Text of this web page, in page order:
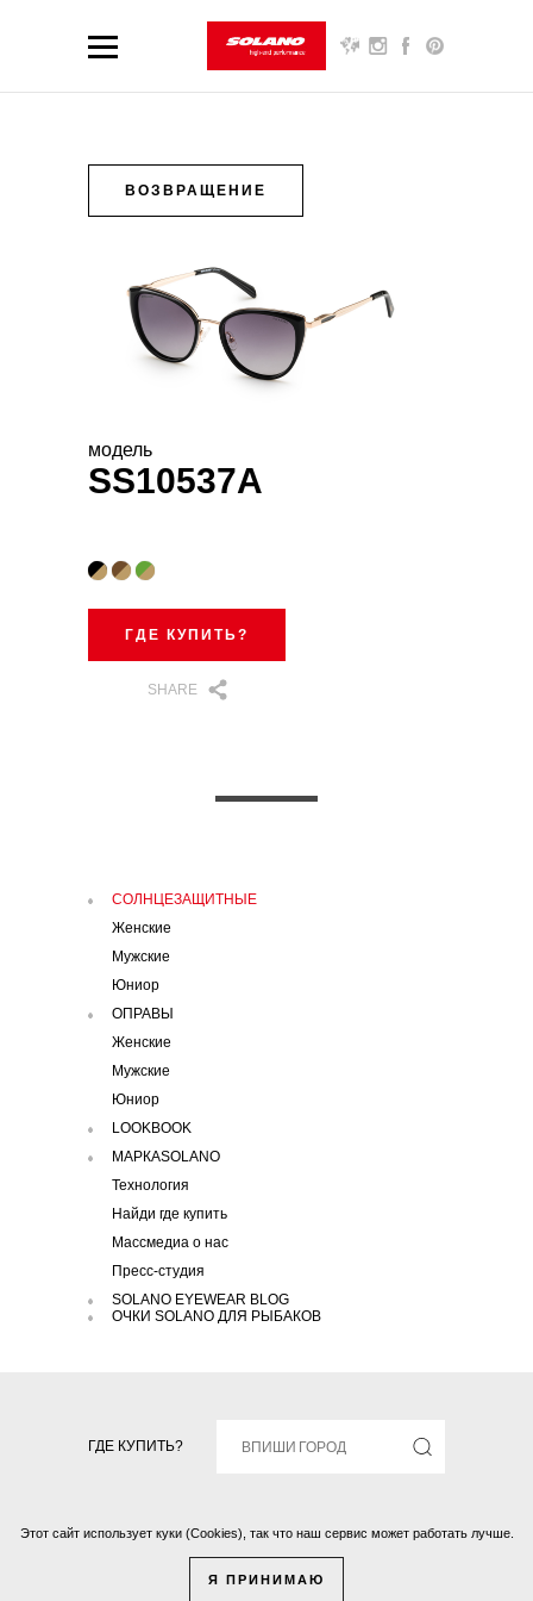
ВОЗВРАЩЕНИЕ
модель
SS10537A
ГДЕ КУПИТЬ?
SHARE
СОЛНЦЕЗАЩИТНЫЕ
Женские
Мужские
Юниор
ОПРАВЫ
Женские
Мужские
Юниор
LOOKBOOK
МАРКАSOLANO
Технология
Найди где купить
Массмедиа о нас
Пресс-студия
SOLANO EYEWEAR BLOG
ОЧКИ SOLANO ДЛЯ РЫБАКОВ
ГДЕ КУПИТЬ?
Solano © 2016 Все права защищены.
Этот сайт использует куки (Cookies), так что наш сервис может работать лучше.
Я ПРИНИМАЮ